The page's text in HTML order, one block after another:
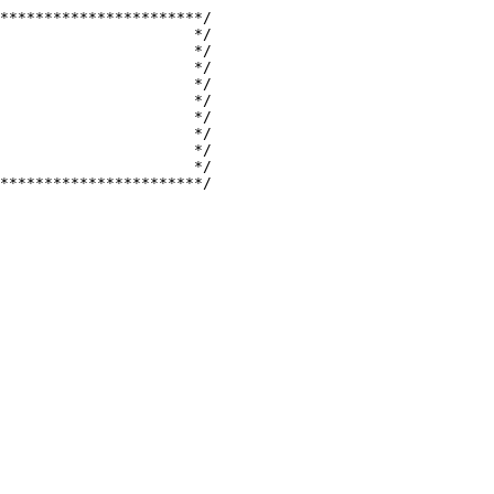
*/
*/
*/
*/
*/
*/
*/
*/
*/